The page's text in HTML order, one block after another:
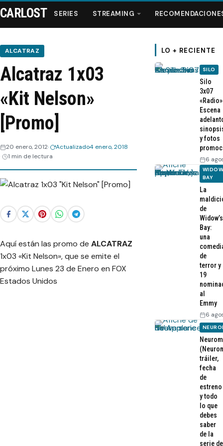
Series
Streaming
Recomendaciones
Videos
Webisodios
CARLOST SERIES STREAMING
ALCATRAZ
Alcatraz 1x03
«Kit Nelson»
[Promo]
20 enero, 2012 Actualizado4 enero, 2018
1 min de lectura
Aquí están las promo de ALCATRAZ
1x03 «Kit Nelson», que se emite el
próximo Lunes 23 de Enero en FOX
Estados Unidos
LO + RECIENTE
SILO
Silo
3x07
Escena
y fotos
6
BAY
La
de
Widow’s
Bay:
una
de
terror y
19
al
Emmy
6
tráiler,
fecha
de
estreno
y todo
lo que
debes
saber
de la
serie de